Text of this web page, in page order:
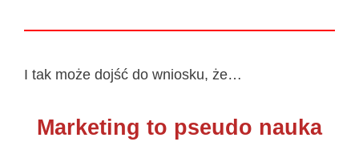
I tak może dojść do wniosku, że…
Marketing to pseudo nauka